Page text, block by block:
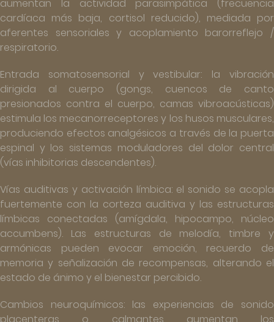
aumentan la actividad parasimpática (frecuencia
cardíaca más baja, cortisol reducido), mediada por
aferentes sensoriales y acoplamiento barorreflejo /
respiratorio.
Entrada somatosensorial y vestibular: la vibración
dirigida al cuerpo (gongs, cuencos de canto
presionados contra el cuerpo, camas vibroacústicas)
estimula los mecanorreceptores y los husos musculares,
produciendo efectos analgésicos a través de la puerta
espinal y los sistemas moduladores del dolor central
(vías inhibitorias descendentes).
Vías auditivas y activación límbica: el sonido se acopla
fuertemente con la corteza auditiva y las estructuras
límbicas conectadas (amígdala, hipocampo, núcleo
accumbens). Las estructuras de melodía, timbre y
armónicas pueden evocar emoción, recuerdo de
memoria y señalización de recompensas, alterando el
estado de ánimo y el bienestar percibido.
Cambios neuroquímicos: las experiencias de sonido
placenteras o calmantes aumentan los